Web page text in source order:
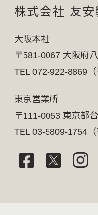
株式会社 友安
大阪本社
〒581-0067 大阪府
TEL 072-922-8869（
東京営業所
〒111-0053 東京都
TEL 03-5809-1754（